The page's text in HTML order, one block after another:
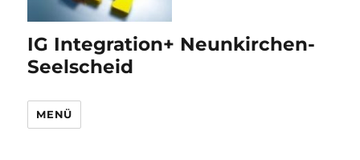
IG Integration+ Neunkirchen-
Seelscheid
MENÜ